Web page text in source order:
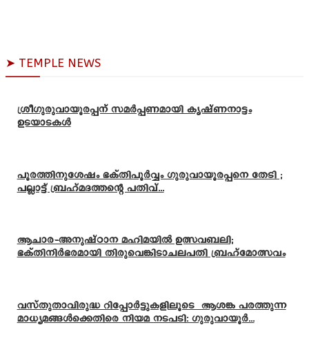
➤ TEMPLE NEWS
ശ്രീഗുരുവായൂരപ്പന് സമർപ്പണമായി കൃഷ്ണനാട്ടം
ഉടയാടകൾ
പൂരത്തിനുശേഷം ഭക്തിപൂർവ്വം ഗുരുവായൂരപ്പനെ തേടി ;
പല്ലാട്ട് ബ്രഹ്മദത്തന്റെ പതിവ്...
ആചാര-അനുഷ്ഠാന മഹിമയിൽ ഉത്സവബലി;
ഭക്തിനിർഭരമായി തിരുവെങ്കിടാചലപതി ബ്രഹ്മോത്സവം
വസ്തുതാവിരുദ്ധ റിപ്പോർട്ടുകളിലൂടെ ആശങ്ക പരത്തുന്ന
മാധ്യമങ്ങൾക്കെതിരെ നിയമ നടപടി: ഗുരുവായൂർ...